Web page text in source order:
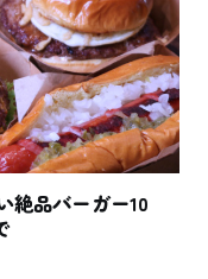
絶品バーガー10